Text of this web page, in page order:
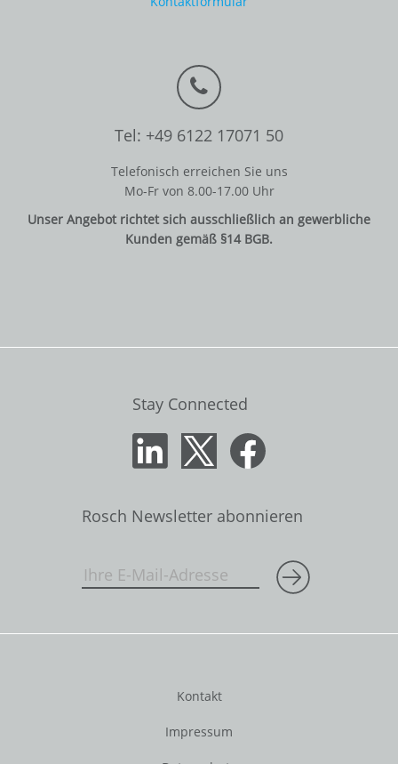
Tel: +49 6122 17071 50
Telefonisch erreichen Sie uns
Mo-Fr von 8.00-17.00 Uhr
Unser Angebot richtet sich ausschließlich an gewerbliche
Kunden gemäß §14 BGB.
Stay Connected
Rosch Newsletter abonnieren
Kontakt
Impressum